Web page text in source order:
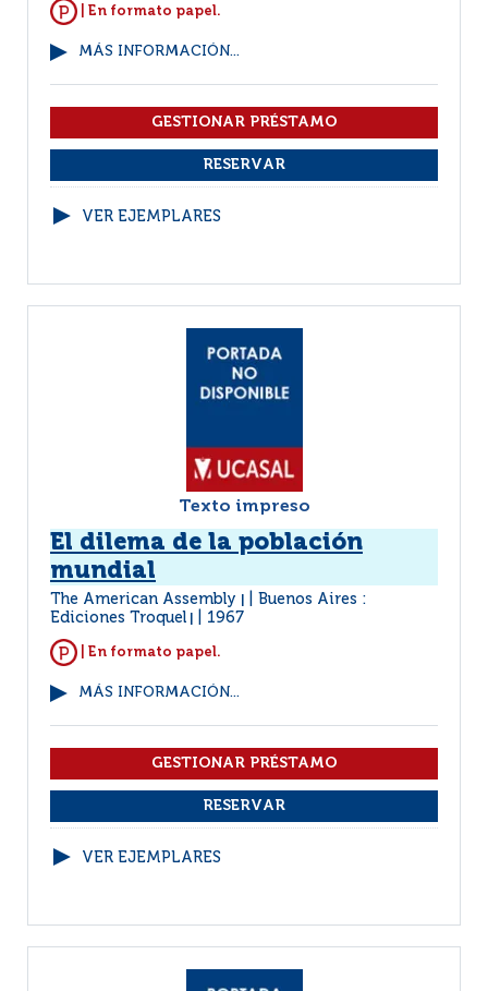
| En formato papel.
MÁS INFORMACIÓN...
VER EJEMPLARES
Texto impreso
El dilema de la población
mundial
The American Assembly
Buenos Aires :
Ediciones Troquel
1967
| En formato papel.
MÁS INFORMACIÓN...
VER EJEMPLARES